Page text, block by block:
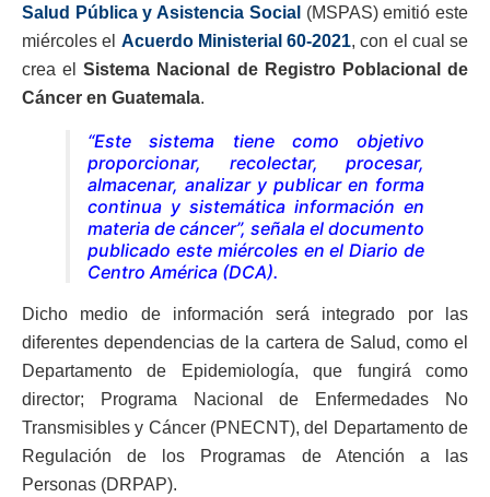
Salud Pública y Asistencia Social (MSPAS) emitió este
miércoles el Acuerdo Ministerial 60-2021, con el cual se
crea elSistema Nacional de Registro Poblacional de
Cáncer en Guatemala.
“Este sistema tiene como objetivo
proporcionar, recolectar, procesar,
almacenar, analizar y publicar en forma
continua y sistemática información en
materia de cáncer”, señala el documento
publicado este miércoles en el Diario de
Centro América (DCA).
Dicho medio de información será integrado por las
diferentes dependencias de la cartera de Salud, como el
Departamento de Epidemiología, que fungirá como
director; Programa Nacional de Enfermedades No
Transmisibles y Cáncer (PNECNT), del Departamento de
Regulación de los Programas de Atención a las
Personas (DRPAP).